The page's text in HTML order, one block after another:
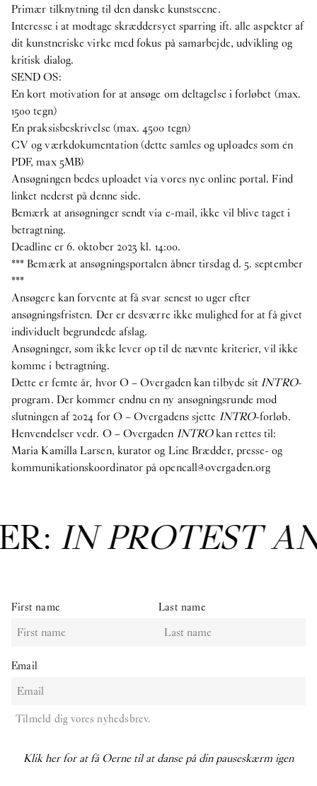
Primær tilknytning til den danske kunstscene.
Interesse i at modtage skræddersyet sparring ift. alle aspekter af
dit kunstneriske virke med fokus på samarbejde, udvikling og
kritisk dialog.
SEND OS:
En kort motivation for at ansøge om deltagelse i forløbet (max.
1500 tegn)
En praksisbeskrivelse (max. 4500 tegn)
CV og værkdokumentation (dette samles og uploades som én
PDF, max 5MB)
Ansøgningen bedes uploadet via vores nye online portal. Find
linket nederst på denne side.
Bemærk at ansøgninger sendt via e-mail, ikke vil blive taget i
betragtning.
Deadline er 6. oktober 2023 kl. 14:00.
*** Bemærk at ansøgningsportalen åbner tirsdag d. 5. september
***
Ansøgere kan forvente at få svar senest 10 uger efter
ansøgningsfristen. Der er desværre ikke mulighed for at få givet
individuelt begrundede afslag.
Ansøgninger, som ikke lever op til de nævnte kriterier, vil ikke
komme i betragtning.
Dette er femte år, hvor O – Overgaden kan tilbyde sitINTRO-
program. Der kommer endnu en ny ansøgningsrunde mod
slutningen af 2024 for O – Overgadens sjette INTRO-forløb.
Henvendelser vedr. O – Overgaden INTROkan rettes til:
Maria Kamilla Larsen, kurator og Line Brædder, presse- og
kommunikationskoordinator påopencall@overgaden.org
IN PROTEST
First name Last name
Email
Tilmeld dig vores nyhedsbrev.
Klik her for at få Oerne til at danse på din pauseskærm igen